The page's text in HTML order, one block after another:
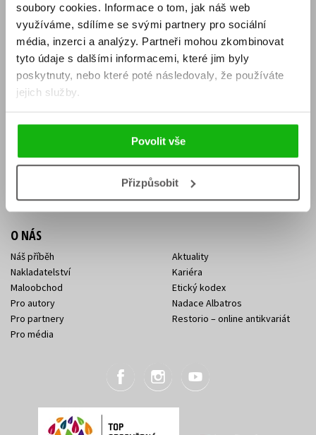
soubory cookies. Informace o tom, jak náš web
využíváme, sdílíme se svými partnery pro sociální
média, inzerci a analýzy. Partneři mohou zkombinovat
tyto údaje s dalšími informacemi, které jim byly
poskytnuty, nebo které poté následovaly, že používáte
jejich služby.
Povolit vše
Přizpůsobit
E-SHOP
Aktuality
Naši autoři
Obchodní podmínky
Jak nakoupit
Knižní novinky
Dárkové poukazy
Affiliate program
KONTAKTY
Sídlo společnosti
Kontakty Albatros Media
O NÁS
Náš příběh
Nakladatelství
Maloobchod
Pro autory
Pro partnery
Pro média
Aktuality
Kariéra
Etický kodex
Nadace Albatros
Restorio – online antikvariát